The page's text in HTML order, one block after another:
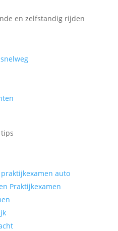
en zelfstandig rijden
auto
Praktijkexamen